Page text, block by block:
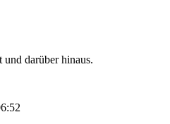
darüber hinaus.